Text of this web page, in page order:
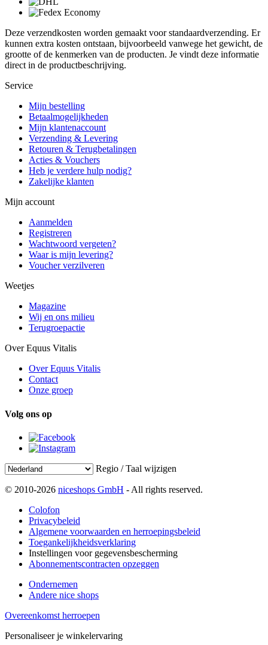
Deze verzendkosten worden gemaakt voor standaardverzending. Er
kunnen extra kosten ontstaan, bijvoorbeeld vanwege het gewicht, de
grootte of de kenmerken van de producten. Je vindt deze informatie
direct in de productbeschrijving.
Service
Mijn bestelling
Betaalmogelijkheden
Mijn klantenaccount
Verzending & Levering
Retouren & Terugbetalingen
Acties & Vouchers
Heb je verdere hulp nodig?
Zakelijke klanten
Mijn account
Aanmelden
Registreren
Wachtwoord vergeten?
Waar is mijn levering?
Voucher verzilveren
Weetjes
Magazine
Wij en ons milieu
Terugroepactie
Over Equus Vitalis
Over Equus Vitalis
Contact
Onze groep
Volg ons op
Regio / Taal wijzigen
© 2010-2026 niceshops GmbH - All rights reserved.
Colofon
Privacybeleid
Algemene voorwaarden en herroepingsbeleid
Toegankelijkheidsverklaring
Instellingen voor gegevensbescherming
Abonnementscontracten opzeggen
Ondernemen
Andere nice shops
Overeenkomst herroepen
Personaliseer je winkelervaring